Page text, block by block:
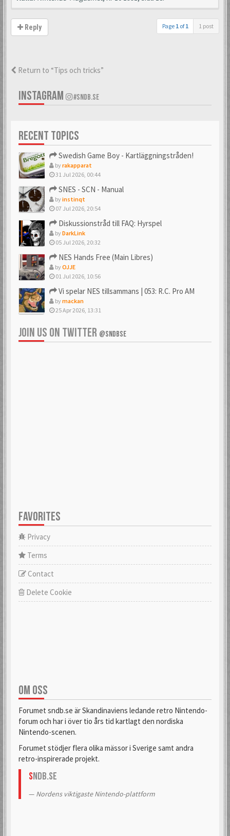
Reply Page 1 of1 1 post
Return to “Tips och tricks”
INSTAGRAM #SNDB.SE
RECENT TOPICS
Swedish Game Boy - Kartläggningstråden!
byrakapparat
31 Jul 2026, 00:44
SNES - SCN - Manual
byinstinqt
07 Jul 2026, 20:54
Diskussionstråd till FAQ: Hyrspel
byDarkLink
05 Jul 2026, 20:32
NES Hands Free (Main Libres)
byOJJE
01 Jul 2026, 10:56
Vi spelar NES tillsammans | 053: R.C. Pro AM
bymackan
25 Apr 2026, 13:31
JOIN US ON TWITTER @SNDBSE
FAVORITES
Privacy
Terms
Contact
Delete Cookie
OM OSS
Forumet sndb.se är Skandinaviens ledande retro Nintendo-
forum och har i över tio års tid kartlagt den nordiska
Nintendo-scenen.
Forumet stödjer flera olika mässor i Sverige samt andra
retro-inspirerade projekt.
SNDB.se
Nordens viktigaste Nintendo-plattform